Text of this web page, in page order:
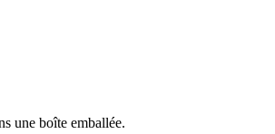
une boîte emballée.